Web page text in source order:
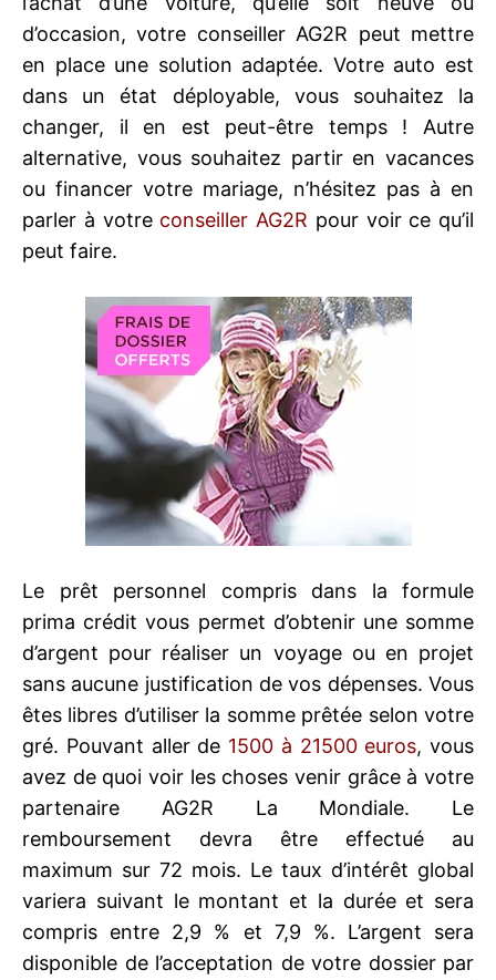
d’occasion, votre conseiller AG2R peut mettre
en place une solution adaptée. Votre auto est
dans un état déployable, vous souhaitez la
changer, il en est peut-être temps ! Autre
alternative, vous souhaitez partir en vacances
ou financer votre mariage, n’hésitez pas à en
parler à votre conseiller AG2R pour voir ce qu’il
peut faire.
Le prêt personnel compris dans la formule
prima crédit vous permet d’obtenir une somme
d’argent pour réaliser un voyage ou en projet
sans aucune justification de vos dépenses. Vous
êtes libres d’utiliser la somme prêtée selon votre
gré. Pouvant aller de 1500 à 21500 euros, vous
avez de quoi voir les choses venir grâce à votre
partenaire AG2R La Mondiale. Le
remboursement devra être effectué au
maximum sur 72 mois. Le taux d’intérêt global
variera suivant le montant et la durée et sera
compris entre 2,9 % et 7,9 %. L’argent sera
disponible de l’acceptation de votre dossier par